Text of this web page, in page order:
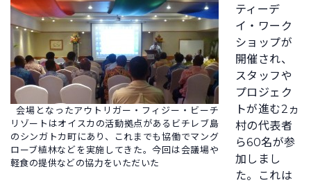
会場となったアウトリガー・フィジー・ビーチ
リゾートはオイスカの活動拠点があるビチレブ島
のシンガトカ町にあり、これまでも協働でマング
ローブ植林などを実施してきた。今回は会議場や
軽食の提供などの協力をいただいた
ティーデ
イ・ワーク
ショップが
開催され、
スタッフや
プロジェク
トが進む2ヵ
村の代表者
ら60名が参
加しまし
た。これは